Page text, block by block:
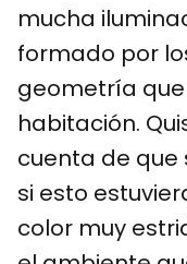
mucha
formado por
geometría
habitación.
cuenta de que
si esto
color muy